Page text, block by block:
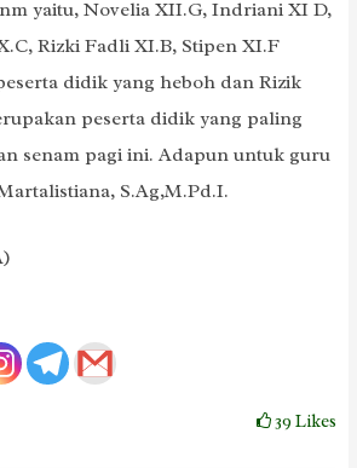
yaitu, Novelia XII.G, Indriani XI D,
Rizki Fadli XI.B, Stipen XI.F
didik yang heboh dan Rizik
peserta didik yang paling
senam pagi ini. Adapun untuk guru
S.Ag,M.Pd.I.
39Likes